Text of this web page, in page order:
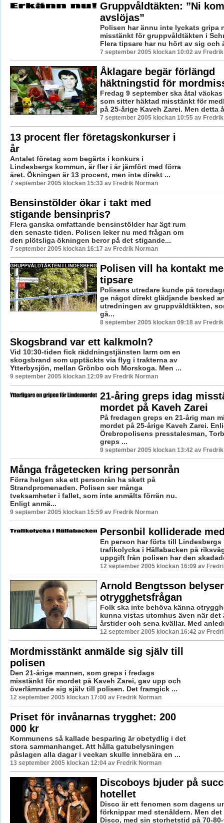
Gruppvåldtäkten: ”Ni
avslöjas”
Polisen har ännu inte lyckats gripa
misstänkt för gruppvåldtäkten i
Flera tipsare har nu hört av sig och
7 september 2005 klockan 10:02 av
Åklagare begär förlängd
häktningstid för
Fredag 9 september ska åtal
som sitter häktad misstänkt för
på 25-årige Kaveh Zarei. Men detta
7 september 2005 klockan 10:55 av
13 procent fler företagskonkurser i
år
Antalet företag som begärts i konkurs i
Lindesbergs kommun, är fler i år jämfört med förra
året. Ökningen är 13 procent, men inte direkt ...
7 september 2005 klockan 15:33 av Fredrik Norman
Bensinstölder ökar i takt med
stigande bensinpris?
Flera ganska omfattande bensinstölder har ägt rum
den senaste tiden. Polisen leker nu med frågan om
den plötsliga ökningen beror på det stigande...
7 september 2005 klockan 16:17 av Fredrik Norman
Polisen vill ha kontakt
tipsare
Polisens utredare kunde på
ge något direkt glädjande besked
utredningen av gruppvåldtäkten,
gå...
8 september 2005 klockan 09:18 av
Skogsbrand var ett kalkmoln?
Vid 10:30-tiden fick räddningstjänsten larm om en
skogsbrand som upptäckts via flyg i trakterna av
Ytterbysjön, mellan Grönbo och Morskoga. Men ...
9 september 2005 klockan 12:09 av Fredrik Norman
21-åring greps idag
mordet på Kaveh Zarei
På fredagen greps en 21-årig man
mordet på 25-årige Kaveh Zarei.
Örebropolisens presstalesman,
greps ...
9 september 2005 klockan 13:42 av
Många frågetecken kring personrån
Förra helgen ska ett personrån ha skett på
Strandpromenaden. Polisen ser många
tveksamheter i fallet, som inte anmälts förrän nu.
Enligt anmä...
9 september 2005 klockan 15:59 av Fredrik Norman
Personbil kolliderade
En person har förts till Lindesbergs
trafikolycka i Hällabacken på
uppgift från polisen har den
12 september 2005 klockan 16:09 av
Arnold Bengtsson belyser
otrygghetsfrågan
Folk ska inte behöva känna
kunna vistas utomhus även när det
årstider och sena kvällar. Med
12 september 2005 klockan 16:42 av
Mordmisstänkt anmälde sig själv till
polisen
Den 21-årige mannen, som greps i fredags
misstänkt för mordet på Kaveh Zarei, gav upp och
överlämnade sig själv till polisen. Det framgick ...
12 september 2005 klockan 17:00 av Fredrik Norman
Priset för invånarnas trygghet: 200
000 kr
Kommunens så kallade besparing är obetydlig i det
stora sammanhanget. Att hålla gatubelysningen
påslagen alla dagar i veckan skulle innebära en ...
13 september 2005 klockan 12:04 av Fredrik Norman
Discoboys bjuder på
hotellet
Disco är ett fenomen som dagens
förknippar med stenåldern. Men det
Disco, med sin storhetstid på 70-